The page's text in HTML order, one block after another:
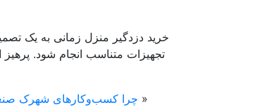
خرید دزدگیر منزل زمانی به یک
تجهیزات متناسب انجام شود.
« چرا کسب‌وکارهای شهرک